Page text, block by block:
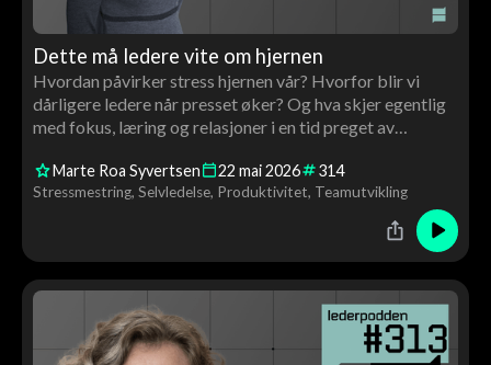
Dette må ledere vite om hjernen
Hvordan påvirker stress hjernen vår? Hvorfor blir vi
dårligere ledere når presset øker? Og hva skjer egentlig
med fokus, læring og relasjoner i en tid preget av
Tor Åge nevrolog og hjerneforsker Marte Roa Syvertsen
til en samtale om hjernen, ledelse og menneskelig
Marte Roa Syvertsen 22 mai2026 314
Stressmestring Selvledelse Produktivitet Teamutvikling